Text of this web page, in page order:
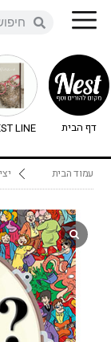
דף הבית LINE
עמוד הבית